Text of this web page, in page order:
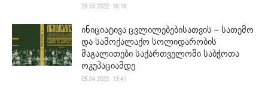
25.05.2022. 16:18
ინიციატივა ცვლილებებისათვის – სათემო
და სამოქალაქო სოლიდარობის
მაგალითები საქართველოში საბჭოთა
ოკუპაციამდე
05.04.2022. 13:41